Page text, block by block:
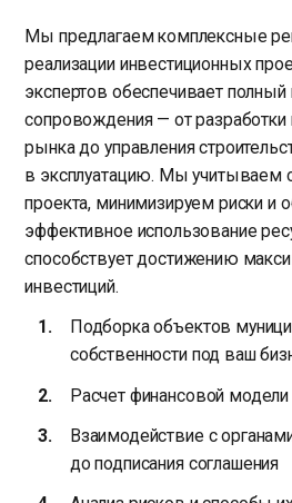
Мы предлагаем комплексные
реализации инвестиционных
экспертов обеспечивает полный
сопровождения — от разработки
рынка до управления
в эксплуатацию. Мы учитываем
проекта, минимизируем риски и
эффективное использование
способствует достижению
инвестиций.
Подборка объектов
собственности под ваш
Расчет финансовой модели
Взаимодействие с
до подписания соглашения